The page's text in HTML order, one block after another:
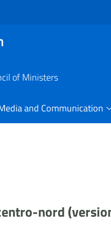
of Ministers
and Communication
nord